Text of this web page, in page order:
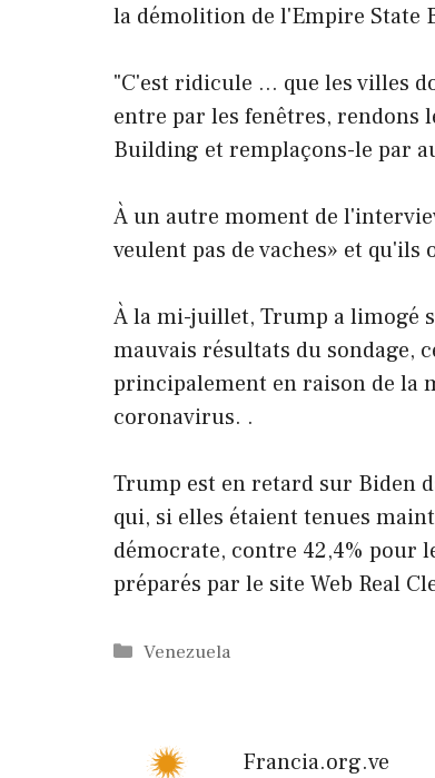
la démolition de l'Empire State
"C'est ridicule … que les villes
entre par les fenêtres, rendons
Building et remplaçons-le par
À un autre moment de
veulent pas de vaches» et
À la mi-juillet, Trump a limogé
mauvais résultats du sondage,
principalement en raison de la
coronavirus. .
Trump est en retard sur Biden
qui, si elles étaient tenues
démocrate, contre 42,4% pour
préparés par le site Web Real
Catégories
Venezuela
Francia.org.ve